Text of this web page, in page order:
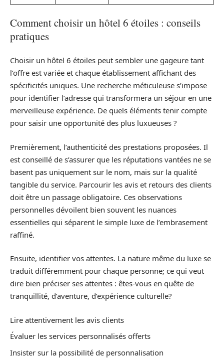
Comment choisir un hôtel 6 étoiles : conseils
pratiques
Choisir un hôtel 6 étoiles peut sembler une gageure tant
l’offre est variée et chaque établissement affichant des
spécificités uniques. Une recherche méticuleuse s’impose
pour identifier l’adresse qui transformera un séjour en une
merveilleuse expérience. De quels éléments tenir compte
pour saisir une opportunité des plus luxueuses ?
Premièrement, l’authenticité des prestations proposées. Il
est conseillé de s’assurer que les réputations vantées ne se
basent pas uniquement sur le nom, mais sur la qualité
tangible du service. Parcourir les avis et retours des clients
doit être un passage obligatoire. Ces observations
personnelles dévoilent bien souvent les nuances
essentielles qui séparent le simple luxe de l’embrasement
raffiné.
Ensuite, identifier vos attentes. La nature même du luxe se
traduit différemment pour chaque personne; ce qui veut
dire bien préciser ses attentes : êtes-vous en quête de
tranquillité, d’aventure, d’expérience culturelle?
Lire attentivement les avis clients
Évaluer les services personnalisés offerts
Insister sur la possibilité de personnalisation